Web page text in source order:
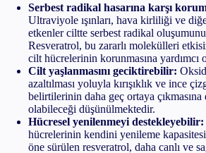
Serbest radikal hasarına karşı
Ultraviyole ışınları, hava kirliliği ve
etkenler ciltte serbest radikal
Resveratrol, bu zararlı molekülleri
cilt hücrelerinin korunmasına yardımcı
Cilt yaşlanmasını geciktirebilir:
azaltılması yoluyla kırışıklık ve ince
belirtilerinin daha geç ortaya çıkmasına
olabileceği düşünülmektedir.
Hücresel yenilenmeyi destekleyebilir:
hücrelerinin kendini yenileme
öne sürülen resveratrol, daha canlı ve